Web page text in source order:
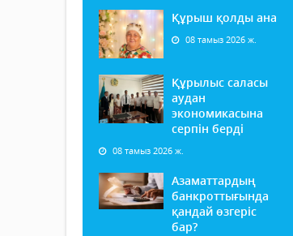
Құрыш қолды ана
08 тамыз 2026 ж.
Құрылыс саласы
аудан
экономикасына
серпін берді
08 тамыз 2026 ж.
Азаматтардың
банкроттығында
қандай өзгеріс
бар?